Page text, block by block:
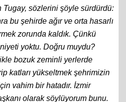
Tugay, sözlerini şöyle sürdürdü:
bu şehirde ağır ve orta hasarlı
zorunda kaldık. Çünkü
yoktu. Doğru muydu?
bozuk zeminli yerlerde
katları yükseltmek şehrimizin
vahim bir hatadır. İzmir
olarak söylüyorum bunu.